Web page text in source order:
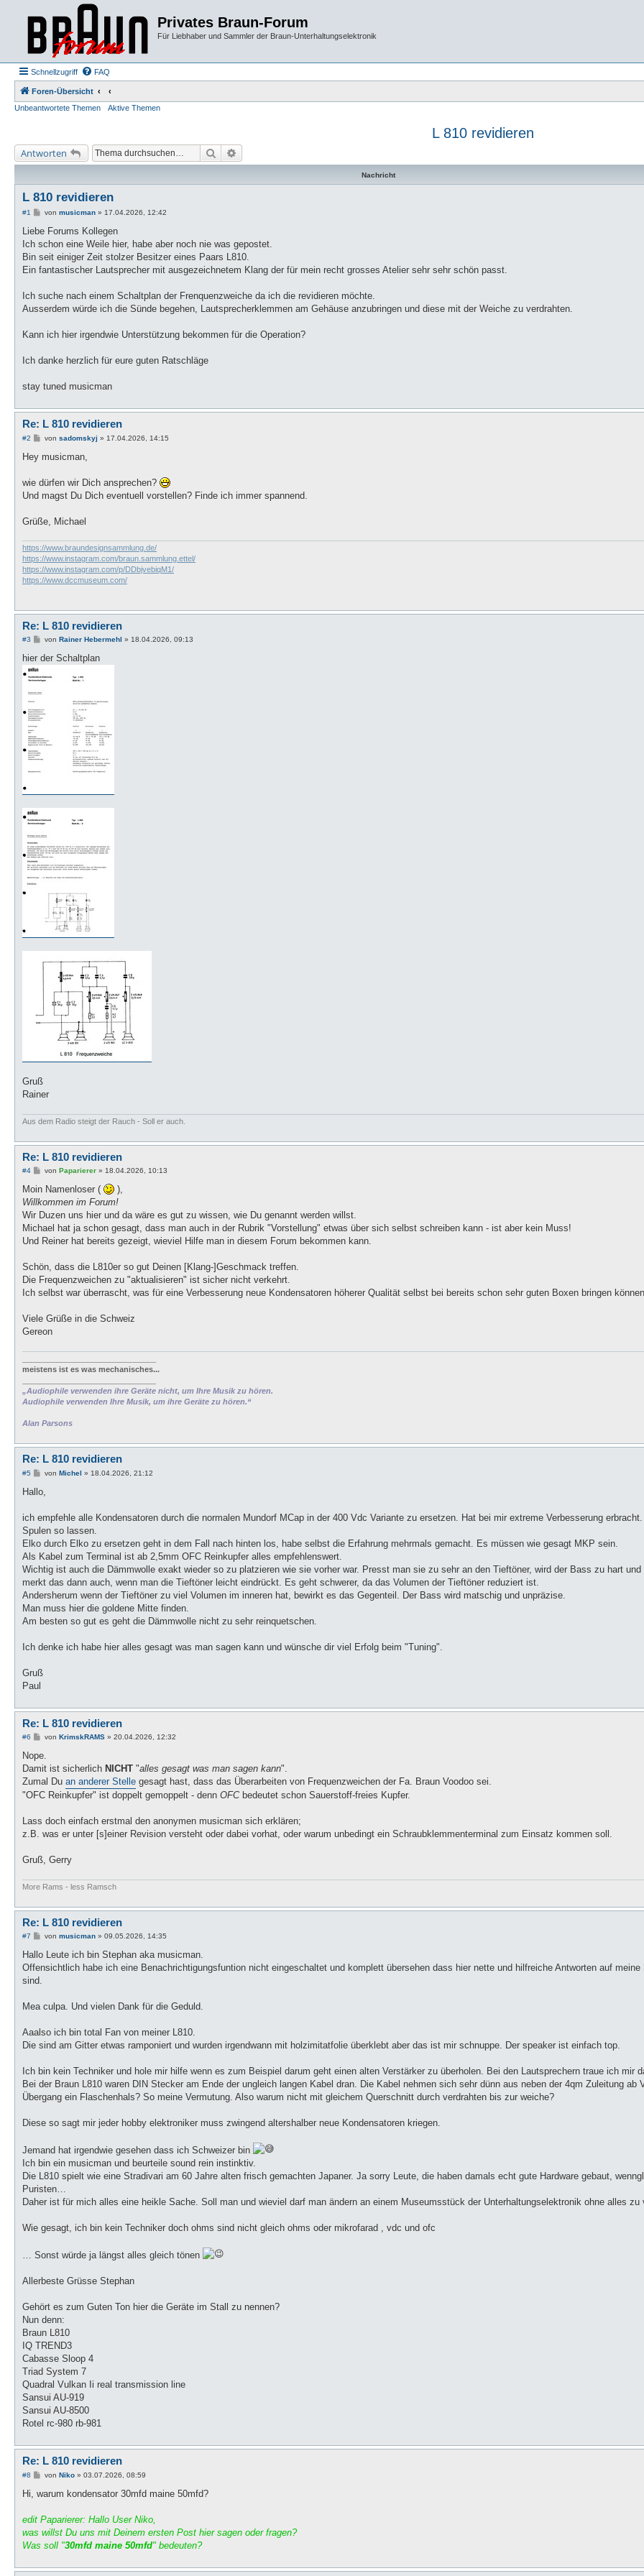
Privates Braun-Forum
Für Liebhaber und Sammler der Braun-Unterhaltungselektronik
Schnellzugriff FAQ
Foren-Übersicht
Unbeantwortete Themen
Aktive Themen
L 810 revidieren
Antworten Suche
Nachricht
L 810 revidieren
#1
B
i
r
a
von musicman» 17.04.2026, 12:42
Liebe Forums Kollegen
Ich schon eine Weile hier, habe aber noch nie was gepostet.
Bin seit einiger Zeit stolzer Besitzer eines Paars L810.
Ein fantastischer Lautsprecher mit ausgezeichnetem Klang der für mein recht grosses Atelier sehr sehr schön passt.
Ich suche nach einem Schaltplan der Frenquenzweiche da ich die revidieren möchte.
Ausserdem würde ich die Sünde begehen, Lautsprecherklemmen am Gehäuse anzubringen und diese mit der Weiche zu verdrahten.
Kann ich hier irgendwie Unterstützung bekommen für die Operation?
Ich danke herzlich für eure guten Ratschläge
stay tuned musicman
Re: L 810 revidieren
#2
B
i
a
von sadomskyj » 17.04.2026, 14:15
Hey musicman,
wie dürfen wir Dich ansprechen?
Und magst Du Dich eventuell vorstellen? Finde ich immer spannend.
Grüße, Michael
https://www.braundesignsammlung.de/
https://www.instagram.com/braun.sammlung.ettel/
https://www.instagram.com/p/DDbjvebiqM1/
https://www.dccmuseum.com/
Re: L 810 revidieren
#3
B
i
t
a
g
von Rainer Hebermehl » 18.04.2026, 09:13
hier der Schaltplan
Gruß
Rainer
Aus dem Radio steigt der Rauch - Soll er auch.
Re: L 810 revidieren
#4
B
i
r
a
von Paparierer» 18.04.2026, 10:13
Moin Namenloser (
),
Willkommen im Forum!
Wir Duzen uns hier und da wäre es gut zu wissen, wie Du genannt werden willst.
Michael hat ja schon gesagt, dass man auch in der Rubrik "Vorstellung" etwas über sich selbst schreiben kann - ist aber kein Muss!
Und Reiner hat bereits gezeigt, wieviel Hilfe man in diesem Forum bekommen kann.
Schön, dass die L810er so gut Deinen [Klang-]Geschmack treffen.
Die Frequenzweichen zu "aktualisieren" ist sicher nicht verkehrt.
Ich selbst war überrascht, was für eine Verbesserung neue Kondensatoren höherer Qualität selbst bei bereits schon sehr guten Boxen bringen
Viele Grüße in die Schweiz
Gereon
meistens ist es was mechanisches...
„Audiophile verwenden ihre Geräte nicht, um Ihre Musik zu hören.
Audiophile verwenden Ihre Musik, um ihre Geräte zu hören.“
Alan Parsons
Re: L 810 revidieren
#5
B
i
a
von Michel » 18.04.2026, 21:12
Hallo,
ich empfehle alle Kondensatoren durch die normalen Mundorf MCap in der 400 Vdc Variante zu ersetzen. Hat bei mir extreme Verbesserung
Spulen so lassen.
Elko durch Elko zu ersetzen geht in dem Fall nach hinten los, habe selbst die Erfahrung mehrmals gemacht. Es müssen wie gesagt MKP sein.
Als Kabel zum Terminal ist ab 2,5mm OFC Reinkupfer alles empfehlenswert.
Wichtig ist auch die Dämmwolle exakt wieder so zu platzieren wie sie vorher war. Presst man sie zu sehr an den Tieftöner, wird der Bass zu hart
merkt das dann auch, wenn man die Tieftöner leicht eindrückt. Es geht schwerer, da das Volumen der Tieftöner reduziert ist.
Andersherum wenn der Tieftöner zu viel Volumen im inneren hat, bewirkt es das Gegenteil. Der Bass wird matschig und unpräzise.
Man muss hier die goldene Mitte finden.
Am besten so gut es geht die Dämmwolle nicht zu sehr reinquetschen.
Ich denke ich habe hier alles gesagt was man sagen kann und wünsche dir viel Erfolg beim "Tuning".
Gruß
Paul
Re: L 810 revidieren
#6
B
i
r
a
von KrimskRAMS» 20.04.2026, 12:32
Nope.
Damit ist sicherlich NICHT "alles gesagt was man sagen kann".
Zumal Du an anderer Stelle gesagt hast, dass das Überarbeiten von Frequenzweichen der Fa. Braun Voodoo sei.
"OFC Reinkupfer" ist doppelt gemoppelt - denn OFCbedeutet schon Sauerstoff-freies Kupfer.
Lass doch einfach erstmal den anonymen musicman sich erklären;
z.B. was er unter [s]einer Revision versteht oder dabei vorhat, oder warum unbedingt ein Schraubklemmenterminal zum Einsatz kommen soll.
Gruß, Gerry
More Rams - less Ramsch
Re: L 810 revidieren
#7
B
i
r
von musicman» 09.05.2026, 14:35
Hallo Leute ich bin Stephan aka musicman.
Offensichtlich habe ich eine Benachrichtigungsfuntion nicht eingeschaltet und komplett übersehen dass hier nette und hilfreiche Antworten auf meine
sind.
Mea culpa. Und vielen Dank für die Geduld.
Aaalso ich bin total Fan von meiner L810.
Die sind am Gitter etwas ramponiert und wurden irgendwann mit holzimitatfolie überklebt aber das ist mir schnuppe. Der speaker ist einfach top.
Ich bin kein Techniker und hole mir hilfe wenn es zum Beispiel darum geht einen alten Verstärker zu überholen. Bei den Lautsprechern traue ich mir
Bei der Braun L810 waren DIN Stecker am Ende der ungleich langen Kabel dran. Die Kabel nehmen sich sehr dünn aus neben der 4qm Zuleitung ab
Übergang ein Flaschenhals? So meine Vermutung. Also warum nicht mit gleichem Querschnitt durch verdrahten bis zur weiche?
Diese so sagt mir jeder hobby elektroniker muss zwingend altershalber neue Kondensatoren kriegen.
Jemand hat irgendwie gesehen dass ich Schweizer bin
Ich bin ein musicman und beurteile sound rein instinktiv.
Die L810 spielt wie eine Stradivari am 60 Jahre alten frisch gemachten Japaner. Ja sorry Leute, die haben damals echt gute Hardware gebaut,
Puristen…
Daher ist für mich alles eine heikle Sache. Soll man und wieviel darf man ändern an einem Museumsstück der Unterhaltungselektronik ohne alles zu
Wie gesagt, ich bin kein Techniker doch ohms sind nicht gleich ohms oder mikrofarad , vdc und ofc
… Sonst würde ja längst alles gleich tönen
Allerbeste Grüsse Stephan
Gehört es zum Guten Ton hier die Geräte im Stall zu nennen?
Nun denn:
Braun L810
IQ TREND3
Cabasse Sloop 4
Triad System 7
Quadral Vulkan Ii real transmission line
Sansui AU-919
Sansui AU-8500
Rotel rc-980 rb-981
Re: L 810 revidieren
#8
B
i
a
von Niko» 03.07.2026, 08:59
Hi, warum kondensator 30mfd maine 50mfd?
edit Paparierer: Hallo User Niko,
was willst Du uns mit Deinem ersten Post hier sagen oder fragen?
Was soll "30mfd maine 50mfd" bedeuten?